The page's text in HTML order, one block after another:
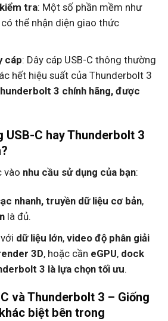
tra: Một số phần mềm như
thể nhận diện giao thức
cáp: Dây cáp USB-C thông thường
hết hiệu suất của Thunderbolt 3
3 chính hãng, được
USB-C hay Thunderbolt 3
vào nhu cầu sử dụng của bạn:
nhanh, truyền dữ liệu cơ bản,
là đủ.
dữ liệu lớn, video độ phân giải
3D, hoặc cần eGPU, dock
3 là lựa chọn tối ưu.
và Thunderbolt 3 – Giống
biệt bên trong